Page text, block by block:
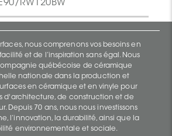
RW120BW
nous comprenons vos besoins en
et de l’inspiration sans égal. Nous
québécoise de céramique
nationale dans la production et
en céramique et en vinyle pour
d'architecture, de construction et de
Depuis 70 ans, nous nous investissons
l’innovation, la durabilité, ainsi que la
environnementale et sociale.